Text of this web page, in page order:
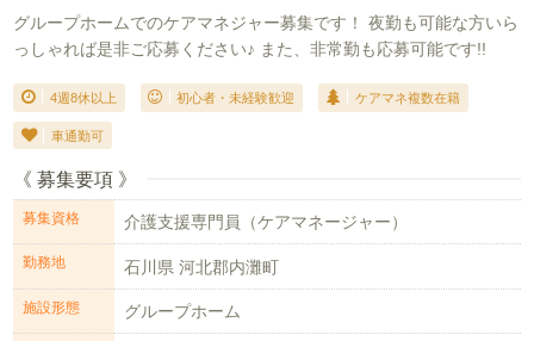
グループホームでのケアマネジャー募集です！ 夜勤も可能な方いら
っしゃれば是非ご応募ください♪ また、非常勤も応募可能です!!
4週8休以上 初心者・未経験歓迎 ケアマネ複数在籍
車通勤可
《 募集要項 》
募集資格 介護支援専門員（ケアマネージャー）
勤務地 石川県 河北郡内灘町
施設形態 グループホーム